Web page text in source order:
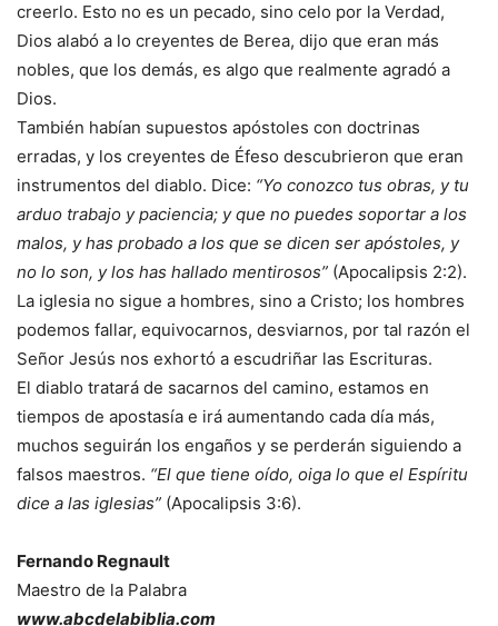
creerlo. Esto no es un pecado, sino celo por la Verdad,
Dios alabó a lo creyentes de Berea, dijo que eran más
nobles, que los demás, es algo que realmente agradó a
Dios.
También habían supuestos apóstoles con doctrinas
erradas, y los creyentes de Éfeso descubrieron que eran
instrumentos del diablo. Dice: “Yo conozco tus obras, y tu
arduo trabajo y paciencia; y que no puedes soportar a los
malos, y has probado a los que se dicen ser apóstoles, y
no lo son, y los has hallado mentirosos” (Apocalipsis 2:2).
La iglesia no sigue a hombres, sino a Cristo; los hombres
podemos fallar, equivocarnos, desviarnos, por tal razón el
Señor Jesús nos exhortó a escudriñar las Escrituras.
El diablo tratará de sacarnos del camino, estamos en
tiempos de apostasía e irá aumentando cada día más,
muchos seguirán los engaños y se perderán siguiendo a
falsos maestros. “El que tiene oído, oiga lo que el Espíritu
dice a las iglesias” (Apocalipsis 3:6).
Fernando Regnault
Maestro de la Palabra
www.abcdelabiblia.com